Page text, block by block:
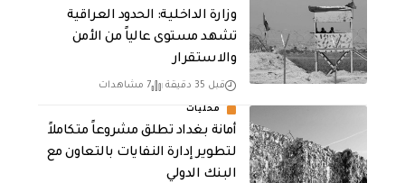
وزارة الداخلية: الحدود العراقية
تشهد مستوى عالياً من الأمن
والاستقرار
قبل 35 دقيقة 7 مشاهدات
محليات
أمانة بغداد تطلق مشروعاً متكاملاً
لتطوير إدارة النفايات بالتعاون مع
البنك الدولي